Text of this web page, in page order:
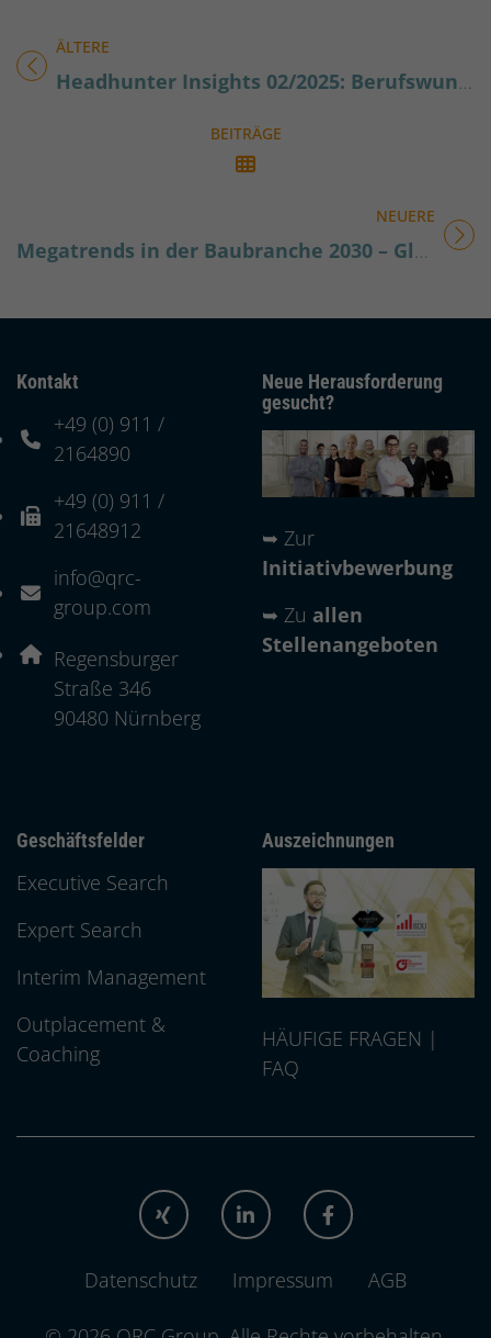
ÄLTERE
Titel für Beitrag
Headhunter Insights 02/2025: Berufswunsch Personalberater
BEITRÄGE
NEUERE
Titel für Beitrag
Megatrends in der Baubranche 2030 – Globale Rezession schafft Herausforderungen
Kontakt
+49 (0) 911 /
2164890
Telefonnummer: 4 9 0 9 1 1 2 1 6 4 8 9 0
+49 (0) 911 /
21648912
Faxnummer: 4 9 0 9 1 1 2 1 6 4 8 9 1 2
info@qrc-
group.com
E-Mail Adresse: info@qrc-group.com
Adresse:
Regensburger
Straße 346
90480 , 9 0 4 8 0
Nürnberg
Neue Herausforderung
gesucht?
➥ Zur
Initiativbewerbung
➥ Zu allen
Stellenangeboten
Geschäftsfelder
Executive Search
Expert Search
Interim Management
Outplacement &
Coaching
Auszeichnungen
HÄUFIGE FRAGEN |
FAQ
XING LINKEDINFACEBOOK
Datenschutz Impressum AGB